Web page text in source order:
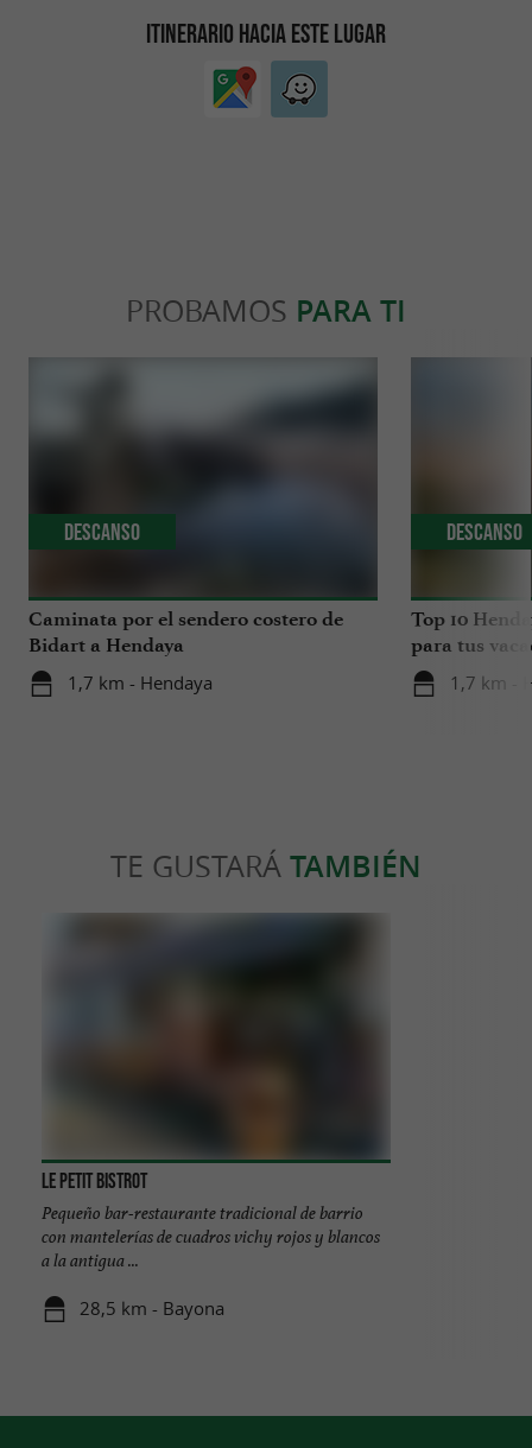
ITINERARIO HACIA ESTE LUGAR
PROBAMOS PARA TI
Caminata por el sendero costero de
Bidart a Hendaya
1,7 km - Hendaya
Descanso
Top 10
para tus
1,7 km -
Descanso
TE GUSTARÁ TAMBIÉN
Le Petit Bistrot
Pequeño bar-restaurante tradicional de barrio
con mantelerías de cuadros vichy rojos y blancos
a la antigua ...
28,5 km - Bayona